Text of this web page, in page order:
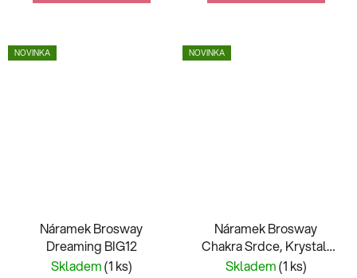
NOVINKA
Náramek Brosway
Dreaming BIG12
Skladem(1 ks)
NOVINKA
Náramek Brosway
Chakra Srdce, Krystal,
Nekonečno BHKLE06
Skladem(1 ks)